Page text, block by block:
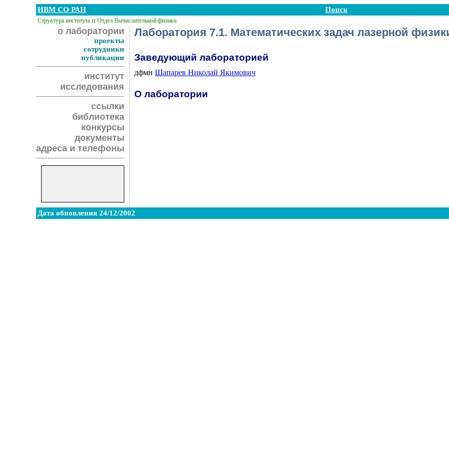
ИВМ СО РАН Поиск
Структура института :: Отдел Вычислительной физики
о лаборатории
проекты
сотрудники
публикации
институт
исследования
ссылки
библиотека
конкурсы
документы
адреса и телефоны
Лаборатория 7.1. Математических задач лазерной
Заведующий лабораторией
дфмн Шапарев Николай Якимович
О лаборатории
Дата обновления 24/12/2002